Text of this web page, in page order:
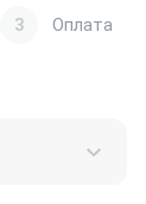
3 Оплата